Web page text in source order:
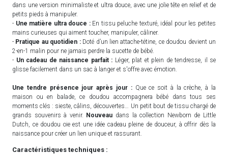
dans une version minimaliste et ultra douce, avec une jolie tête en relief et de
petits pieds à manipuler.
- Une matière ultra douce :En tissu peluche texturé, idéal pour les petites
mains curieuses qui aiment toucher, manipuler, câliner.
- Pratique au quotidien :Doté d’un lien attache-tétine, ce doudou devient un
2-en-1 malin pour ne jamais perdre la sucette de bébé.
- Un cadeau de naissance parfait : Léger, plat et plein de tendresse, il se
glisse facilement dans un sac à langer et s'offre avec émotion.
Une tendre présence jour après jour :Que ce soit à la crèche, à la
maison ou en balade, ce doudou accompagnera bébé dans tous ses
moments clés : sieste, câlins, découvertes… Un petit bout de tissu chargé de
grands souvenirs à venir. Nouveau dans la collection Newborn de Little
Dutch, ce doudou oie est une idée cadeau pleine de douceur, à offrir dès la
naissance pour créer un lien unique et rassurant.
Caractéristiques techniques :